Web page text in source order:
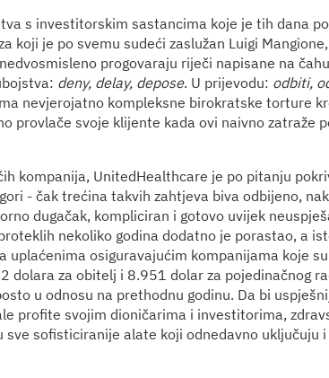
s investitorskim sastancima koje je tih dana
koji je po svemu sudeći zaslužan Luigi
progovaraju riječi napisane na
deny, delay, depose. U prijevodu: odbiti,
nevjerojatno kompleksne birokratske torture
provlače svoje klijente kada ovi naivno zatraže
kompanija, UnitedHealthcare je po pitanju
- čak trećina takvih zahtjeva biva odbijeno,
dugačak, kompliciran i gotovo uvijek
nekoliko godina dodatno je porastao, a
uplaćenima osiguravajućim kompanijama koje
dolara za obitelj i 8.951 dolar za pojedinačnog
u odnosu na prethodnu godinu. Da bi
profite svojim dioničarima i investitorima,
sve sofisticiranije alate koji odnedavno uključuju